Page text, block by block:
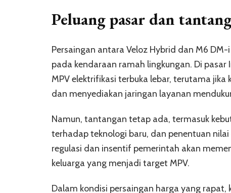
Peluang pasar dan
Persaingan antara Veloz Hybrid dan M6
pada kendaraan ramah lingkungan. Di
MPV elektrifikasi terbuka lebar, terutama
dan menyediakan jaringan layanan
Namun, tantangan tetap ada, termasuk
terhadap teknologi baru, dan penentuan
regulasi dan insentif pemerintah akan
keluarga yang menjadi target MPV.
Dalam kondisi persaingan harga yang